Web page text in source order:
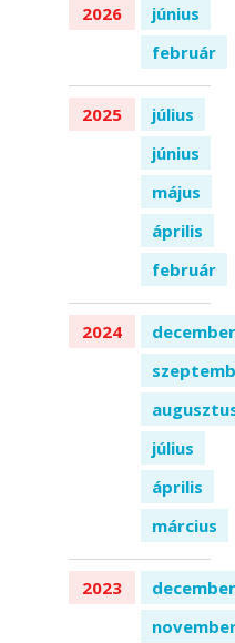
2026
június
február
2025
július
június
május
április
február
2024
december
július
április
március
2023
december